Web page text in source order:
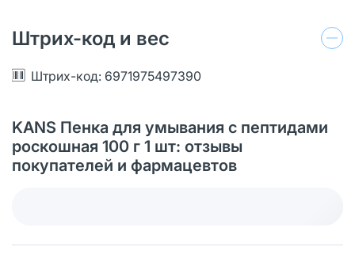
Штрих-код и вес
Штрих-код: 6971975497390
KANS Пенка для умывания с пептидами
роскошная 100 г 1 шт: отзывы
покупателей и фармацевтов